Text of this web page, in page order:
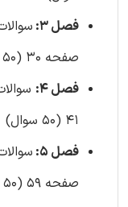
فصل 3:
صفحه 30 (50 سوال)
فصل 4:
41 (50 سوال)
فصل 5:
صفحه 59 (50 سوال)